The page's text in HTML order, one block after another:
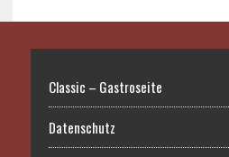
Classic – Gastroseite
Datenschutz